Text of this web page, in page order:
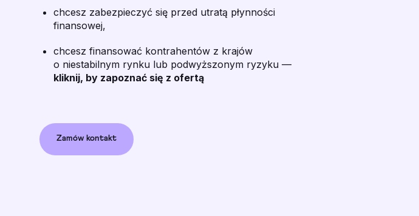
chcesz zabezpieczyć się przed utratą płynności
finansowej,
chcesz finansować kontrahentów z krajów
o niestabilnym rynku lub podwyższonym ryzyku —
kliknij, by zapoznać się z ofertą
Zamów kontakt